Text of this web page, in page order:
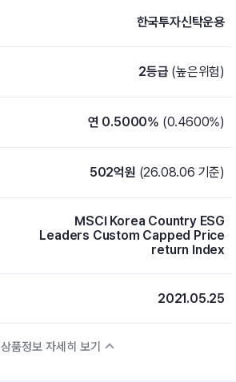
한국투자신탁운용
2등급 (높은위험)
연 0.5000% (0.4600%)
502억원 (26.08.06 기준)
MSCI Korea Country ESG
Leaders Custom Capped Price
return Index
2021.05.25
상품정보 자세히 보기
ETF 처음투자 · 뉴스
내맘대로 만들기 · DIY 포트 관리
이벤트 · 공지사항 · FAQ · 문의사항